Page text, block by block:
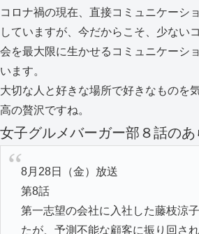
コロナ禍の現在、直接コミュニケーシ
していますが、今だからこそ、少ない
会を最大限に生かせるコミュニケーシ
います。
大切な人と好きな場所で好きなものを
高の贅沢ですね。
女子グルメバーガー部８話のあ
8月28日（金）放送
第8話
第一志望の会社に入社した藤枝涼
たが、予測不能な顧客に振り回さ